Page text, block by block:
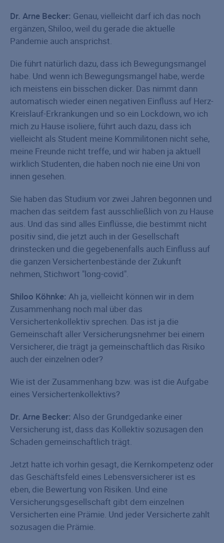
Dr. Arne Becker: Genau, vielleicht darf ich das noch
ergänzen, Shiloo, weil du gerade die aktuelle
Pandemie auch ansprichst.
Die führt natürlich dazu, dass ich Bewegungsmangel
habe. Und wenn ich Bewegungsmangel habe, werde
ich meistens ein bisschen dicker. Das nimmt dann
automatisch wieder einen negativen Einfluss auf Herz-
Kreislauf-Erkrankungen und so ein Lockdown, wo ich
mich zu Hause isoliere, führt auch dazu, dass ich
vielleicht als Student meine Kommilitonen nicht sehe,
meine Freunde nicht treffe, und wir haben ja aktuell
wirklich Studenten, die haben noch nie eine Uni von
innen gesehen.
Sie haben das Studium vor zwei Jahren begonnen und
machen das seitdem fast ausschließlich von zu Hause
aus. Und das sind alles Einflüsse, die bestimmt nicht
positiv sind, die jetzt auch in der Gesellschaft
drinstecken und die gegebenenfalls auch Einfluss auf
die ganzen Versichertenbestände der Zukunft
nehmen, Stichwort "long-covid".
Shiloo Köhnke: Ah ja, vielleicht können wir in dem
Zusammenhang noch mal über das
Versichertenkollektiv sprechen. Das ist ja die
Gemeinschaft aller Versicherungsnehmer bei einem
Versicherer, die trägt ja gemeinschaftlich das Risiko
auch der einzelnen oder?
Wie ist der Zusammenhang bzw. was ist die Aufgabe
eines Versichertenkollektivs?
Dr. Arne Becker: Also der Grundgedanke einer
Versicherung ist, dass das Kollektiv sozusagen den
Schaden gemeinschaftlich trägt.
Jetzt hatte ich vorhin gesagt, die Kernkompetenz oder
das Geschäftsfeld eines Lebensversicherer ist es
eben, die Bewertung von Risiken. Und eine
Versicherungsgesellschaft gibt dem einzelnen
Versicherten eine Prämie. Und jeder Versicherte zahlt
sozusagen die Prämie.